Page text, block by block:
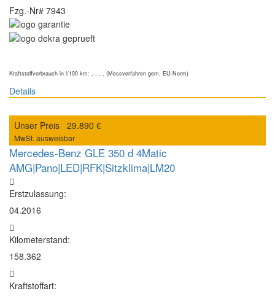
Fzg.-Nr# 7943
Kraftstoffverbrauch in l/100 km: , , , , (Messverfahren gem. EU-Norm)
Details
Unser Preis 29.890 €
MwSt. ausweisbar
Mercedes-Benz GLE 350 d 4Matic
AMG|Pano|LED|RFK|Sitzklima|LM20
Erstzulassung:
04.2016
Kilometerstand:
158.362
Kraftstoffart: